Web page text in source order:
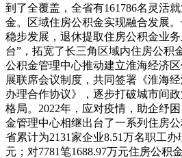
到了全覆盖，全省有161786名灵活
金。区域住房公积金实现融合发展
稳步发展，退休提取住房公积金业
台”，拓宽了长三角区域内住房公积
公积金管理中心推动建立淮海经济
展联席会议制度，共同签署《淮海
办理合作协议》，逐步打破城市间
格局。2022年，应对疫情，助企纾
金管理中心相继出台了一系列住房
省累计为2131家企业8.51万名职工
元；对7781笔1688.97万元住房公积